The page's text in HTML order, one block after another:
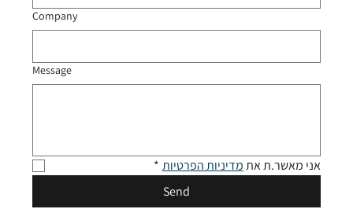
Company
Message
אני מאשר.ת את מדיניות הפרטיות *
Send